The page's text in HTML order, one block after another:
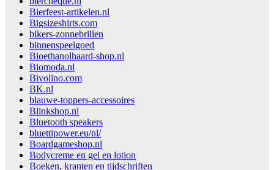
Bierfeest-artikelen.nl
Bigsizeshirts.com
bikers-zonnebrillen
binnenspeelgoed
Bioethanolhaard-shop.nl
Biomoda.nl
Bivolino.com
BK.nl
blauwe-toppers-accessoires
Blinkshop.nl
Bluetooth speakers
bluettipower.eu/nl/
Boardgameshop.nl
Bodycreme en gel en lotion
Boeken, kranten en tijdschriften